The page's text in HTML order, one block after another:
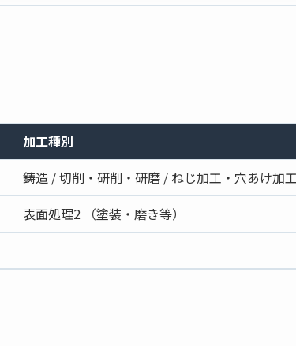
加工種別
鋳造 / 切削・研削・研磨 / ねじ加工・穴あけ加
表面処理2 （塗装・磨き等）